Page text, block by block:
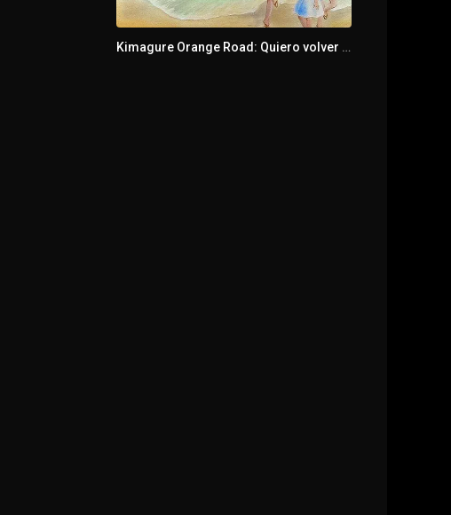
Kimagure Orange Road: Quiero volver a ese día